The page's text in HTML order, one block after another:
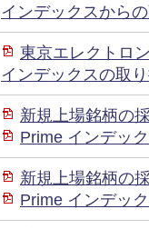
インデックスから
東京エレクトロ
インデックスの取
新規上場銘柄の
Prime インデッ
新規上場銘柄の
Prime インデッ